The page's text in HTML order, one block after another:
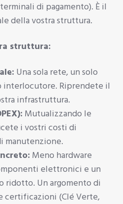
di pagamento). È il
della vostra struttura.
struttura:
Una sola rete, un solo
interlocutore. Riprendete il
infrastruttura.
Mutualizzando le
i vostri costi di
manutenzione.
Meno hardware
elettronici e un
ridotto. Un argomento di
certificazioni (Clé Verte,